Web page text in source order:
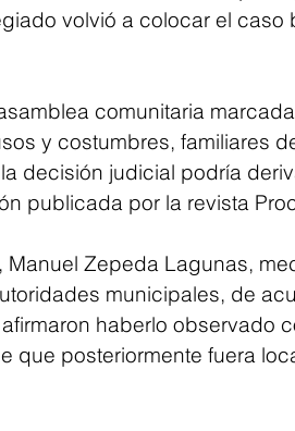
volvió a colocar el caso
comunitaria
y costumbres, familiares
decisión judicial podría
publicada por la revista
Zepeda Lagunas,
municipales, de
haberlo observado
que posteriormente fuera